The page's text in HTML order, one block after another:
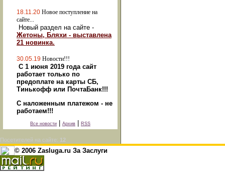
18.11.20 Новое поступление на
сайте...
Новый раздел на сайте -
Жетоны, Бляхи - выставлена
21 новинка.
30.05.19 Новости!!!
С 1 июня 2019 года сайт
работает только по
предоплате на карты СБ,
Тинькофф или ПочтаБанк!!!
С наложенным платежом - не
работаем!!!
Все новости Архив RSS
Посетителей на сайте: 12
© 2006 Zasluga.ru За Заслуги